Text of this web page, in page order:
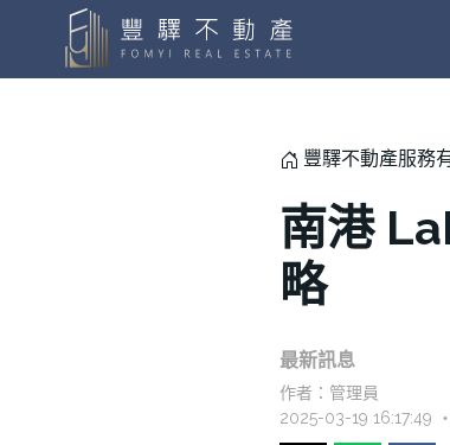
豐驛不動產服務
南港
略
最新訊息
作者： 管理員
2025-03-19 16:17:49